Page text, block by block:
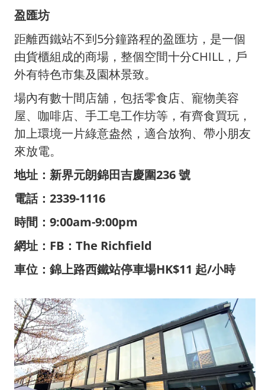
盈匯坊
距離西鐵站不到5分鐘路程的盈匯坊，是一個
由貨櫃組成的商場，整個空間十分CHILL，戶
外有特色市集及園林景致。
場內有數十間店舖，包括零食店、寵物美容
屋、咖啡店、手工皂工作坊等，有齊食買玩，
加上環境一片綠意盎然，適合放狗、帶小朋友
來放電。
地址：新界元朗錦田吉慶圍236 號
電話：2339-1116
時間：9:00am-9:00pm
網址：FB：The Richfield
車位：錦上路西鐵站停車場HK$11 起/小時